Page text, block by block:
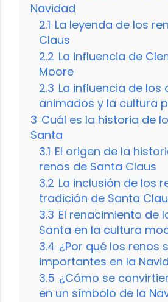
Navidad
2.1 La leyenda de los
Claus
2.2 La influencia de
Moore
2.3 La influencia de los
animados y la cultura
3 Cuál es la historia de
Santa
3.1 El origen de la
renos de Santa Claus
3.2 La inclusión de los
tradición de Santa
3.3 El renacimiento de
Santa en la cultura
3.4 ¿Por qué los renos
importantes en la
3.5 ¿Cómo se
en un símbolo de la